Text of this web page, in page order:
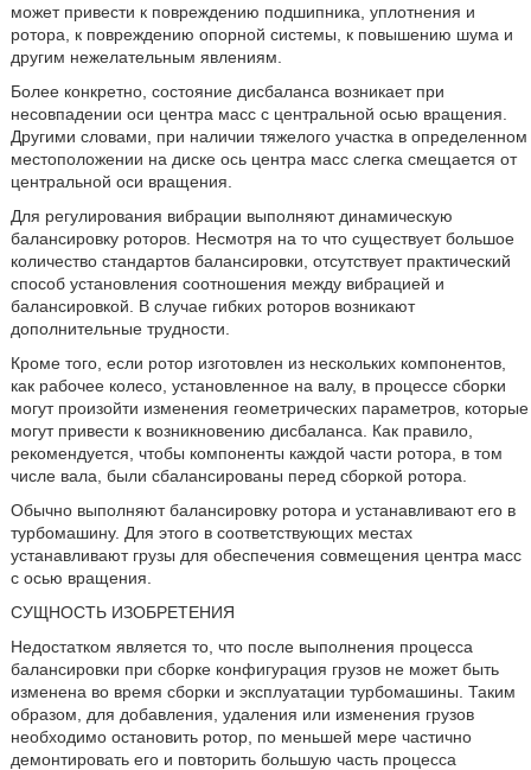
может привести к повреждению подшипника, уплотнения и
ротора, к повреждению опорной системы, к повышению шума и
другим нежелательным явлениям.
Более конкретно, состояние дисбаланса возникает при
несовпадении оси центра масс с центральной осью вращения.
Другими словами, при наличии тяжелого участка в определенном
местоположении на диске ось центра масс слегка смещается от
центральной оси вращения.
Для регулирования вибрации выполняют динамическую
балансировку роторов. Несмотря на то что существует большое
количество стандартов балансировки, отсутствует практический
способ установления соотношения между вибрацией и
балансировкой. В случае гибких роторов возникают
дополнительные трудности.
Кроме того, если ротор изготовлен из нескольких компонентов,
как рабочее колесо, установленное на валу, в процессе сборки
могут произойти изменения геометрических параметров, которые
могут привести к возникновению дисбаланса. Как правило,
рекомендуется, чтобы компоненты каждой части ротора, в том
числе вала, были сбалансированы перед сборкой ротора.
Обычно выполняют балансировку ротора и устанавливают его в
турбомашину. Для этого в соответствующих местах
устанавливают грузы для обеспечения совмещения центра масс
с осью вращения.
СУЩНОСТЬ ИЗОБРЕТЕНИЯ
Недостатком является то, что после выполнения процесса
балансировки при сборке конфигурация грузов не может быть
изменена во время сборки и эксплуатации турбомашины. Таким
образом, для добавления, удаления или изменения грузов
необходимо остановить ротор, по меньшей мере частично
демонтировать его и повторить большую часть процесса